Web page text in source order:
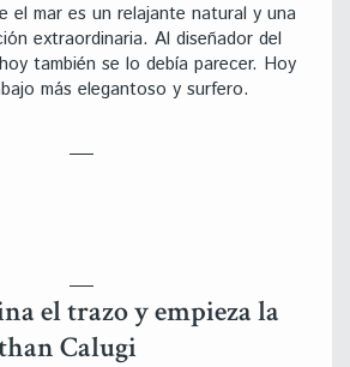
el mar es un relajante natural y una
extraordinaria. Al diseñador del
también se lo debía parecer. Hoy
más elegantoso y surfero.
el trazo y empieza la
Calugi